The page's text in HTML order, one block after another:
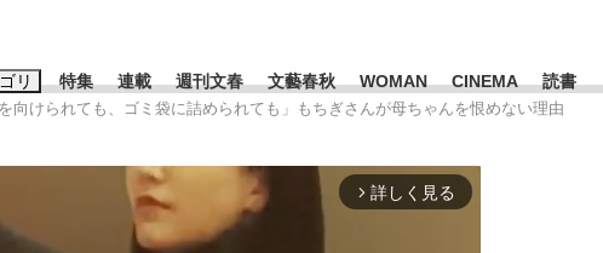
リ 特集 連載 週刊文春 文藝春秋 WOMAN CINEMA 読書
ワードタグ一覧
向けられても、ゴミ袋に詰められても」もちぎさんが母ちゃんを恨めない理由
arrow_forward_ios 詳しく見る